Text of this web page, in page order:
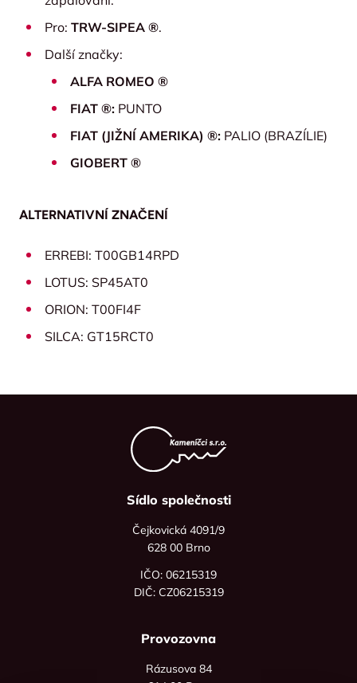
Pro: TRW-SIPEA ®.
Další značky:
ALFA ROMEO ®
FIAT ®: PUNTO
FIAT (JIŽNÍ AMERIKA) ®: PALIO (BRAZÍLIE)
GIOBERT ®
ALTERNATIVNÍ ZNAČENÍ
ERREBI: T00GB14RPD
LOTUS: SP45AT0
ORION: T00FI4F
SILCA: GT15RCT0
Sídlo společnosti
Čejkovická 4091/9
628 00 Brno
IČO: 06215319
DIČ: CZ06215319
Provozovna
Rázusova 84